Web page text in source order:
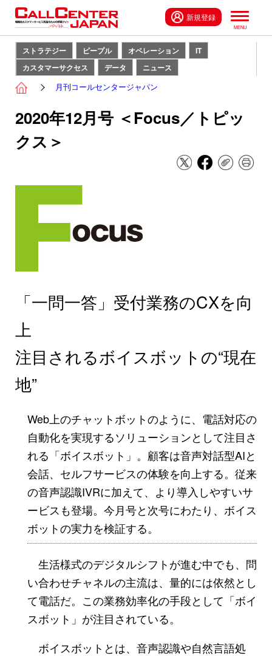
新規登録
ストラテジー ピープル オペレーション
IT
カスタマーサクセス
データ ニュース
月刊コールセンタージャパン
2020年12月号 ＜Focus／トピッ
クス＞
「一問一答」受付業務のCXを向
上
注目されるボイスボットの“現在
地”
Web上のチャットボットのように、電話対応の
自動化を実現するソリューションとして注目さ
れる「ボイスボット」。顧客は音声対話型AIと
会話、セルフサービスの体験を向上する。従来
の音声認識IVRに加えて、より導入しやすいサ
ービスも登場。今月号と次号にわたり、ボイス
ボットの実力を検証する。
生活様式のデジタルシフトが進む中でも、問
い合わせチャネルの主流は、量的には依然とし
て電話だ。この業務効率化の手段として「ボイ
スボット」が注目されている。
ボイスボットとは、音声認識や自然言語処